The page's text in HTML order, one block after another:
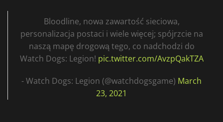
Bloodline, nowa zawartość sieciowa,
personalizacja postaci i wiele więcej; spójrzcie na
naszą mapę drogową tego, co nadchodzi do
Watch Dogs: Legion! pic.twitter.com/AvzpQakTZA
- Watch Dogs: Legion (@watchdogsgame) March
23, 2021